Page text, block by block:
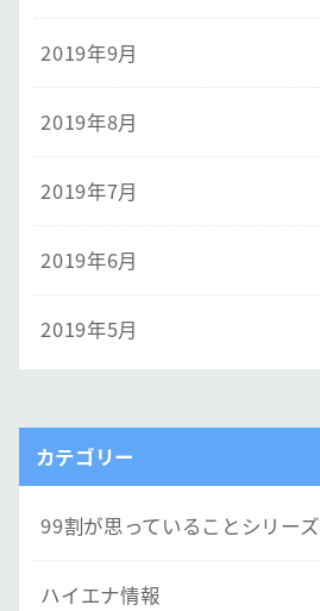
2019年9月
2019年8月
2019年7月
2019年6月
2019年5月
カテゴリー
99割が思っていることシリーズ
ハイエナ情報